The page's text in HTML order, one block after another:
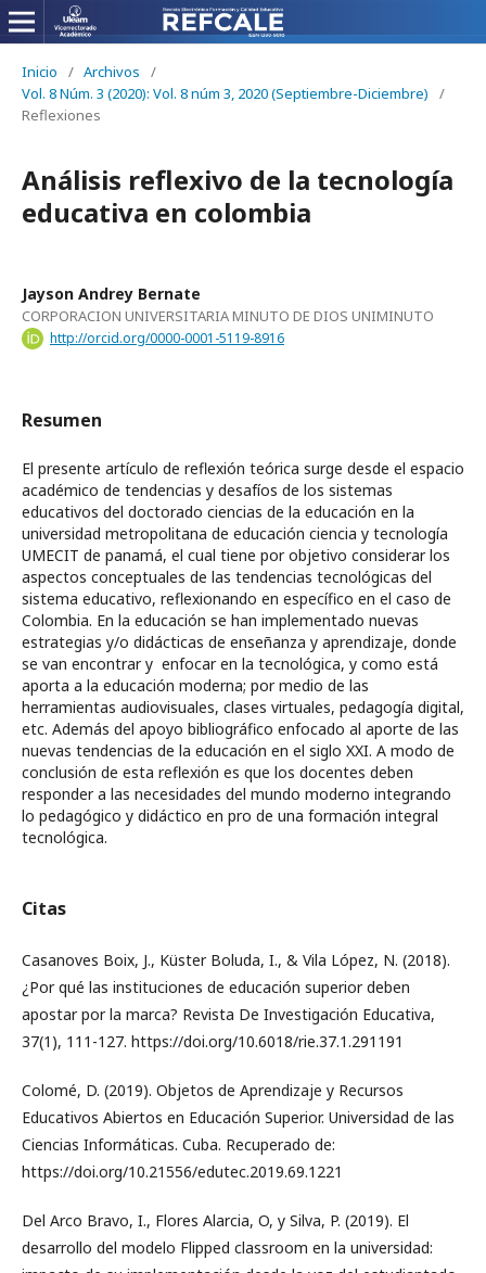
Inicio / Archivos
/
Vol. 8 Núm. 3 (2020): Vol. 8 núm 3, 2020 (Septiembre-Diciembre)
/
Reflexiones
Análisis reflexivo de la tecnología
educativa en colombia
Jayson Andrey Bernate
CORPORACION UNIVERSITARIA MINUTO DE DIOS UNIMINUTO
http://orcid.org/0000-0001-5119-8916
Resumen
El presente artículo de reflexión teórica surge desde el espacio
académico de tendencias y desafíos de los sistemas
educativos del doctorado ciencias de la educación en la
universidad metropolitana de educación ciencia y tecnología
UMECIT de panamá, el cual tiene por objetivo considerar los
aspectos conceptuales de las tendencias tecnológicas del
sistema educativo, reflexionando en específico en el caso de
Colombia. En la educación se han implementado nuevas
estrategias y/o didácticas de enseñanza y aprendizaje, donde
se van encontrar y enfocar en la tecnológica, y como está
aporta a la educación moderna; por medio de las
herramientas audiovisuales, clases virtuales, pedagogía digital,
etc. Además del apoyo bibliográfico enfocado al aporte de las
nuevas tendencias de la educación en el siglo XXI. A modo de
conclusión de esta reflexión es que los docentes deben
responder a las necesidades del mundo moderno integrando
lo pedagógico y didáctico en pro de una formación integral
tecnológica.
Citas
Casanoves Boix, J., Küster Boluda, I., & Vila López, N. (2018).
¿Por qué las instituciones de educación superior deben
apostar por la marca? Revista De Investigación Educativa,
37(1), 111-127. https://doi.org/10.6018/rie.37.1.291191
Colomé, D. (2019). Objetos de Aprendizaje y Recursos
Educativos Abiertos en Educación Superior. Universidad de las
Ciencias Informáticas. Cuba. Recuperado de:
https://doi.org/10.21556/edutec.2019.69.1221
Del Arco Bravo, I., Flores Alarcia, O, y Silva, P. (2019). El
desarrollo del modelo Flipped classroom en la universidad: